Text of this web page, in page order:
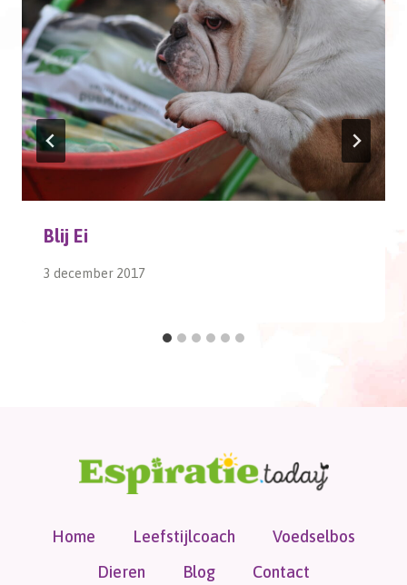
Blij Ei
3 december 2017
Home Leefstijlcoach
Voedselbos
Dieren
Blog Contact